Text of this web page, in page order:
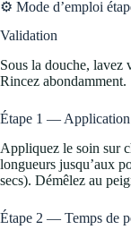
⚙️ Mode d’emploi
Validation
Sous la douche, lavez
Rincez abondamment.
Étape 1 — Application
Appliquez le soin sur
longueurs jusqu’aux
secs). Démêlez au
Étape 2 — Temps de